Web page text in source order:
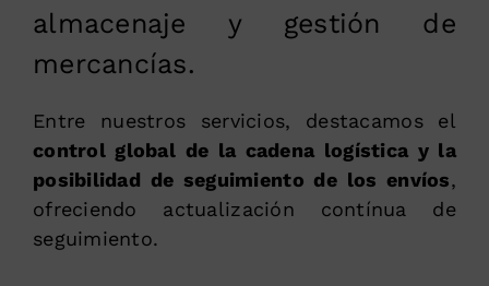
almacenaje y gestión de
mercancías.
Entre nuestros servicios, destacamos el
control global de la cadena logística y la
posibilidad de seguimiento de los envíos,
ofreciendo actualización contínua de
seguimiento.